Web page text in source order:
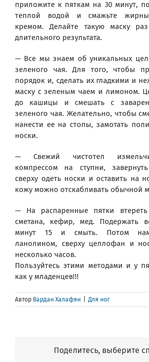
приложите к пяткам на 30 минут,
теплой водой и смажьте
кремом. Делайте такую маску
длительного результата.
— Все мы знаем об уникальных
зеленого чая. Для того, чтобы
порядок и, сделать их гладкими и
маску с зеленым чаем и лимоном.
до кашицы и смешать с
зеленого чая. Желательно, чтобы
нанести ее на стопы, замотать
носки.
— Свежий чистотел
компрессом на ступни,
сверху одеть носки и оставить на
кожу можно отскабливать обычной
— На распаренные пятки
сметана, кефир, мед. Подержать
минут 15 и смыть. Потом
ланолином, сверху целлофан и
несколько часов.
Пользуйтесь этими методами и у
как у младенцев!!!
Автор Вардан Халафян Для ног
Поделитесь, выберите